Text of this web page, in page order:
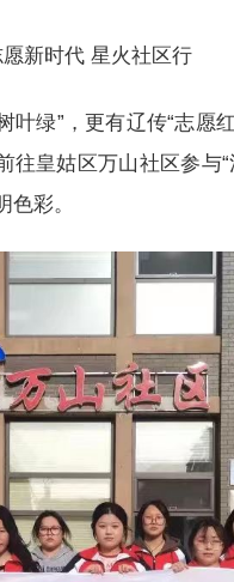
新时代 星火社区行
叶绿”，更有辽传“志愿
往皇姑区万山社区参与
彩。